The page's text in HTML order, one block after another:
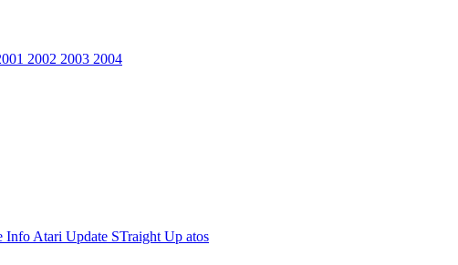
2002 2003 2004
Info Atari Update STraight Up atos